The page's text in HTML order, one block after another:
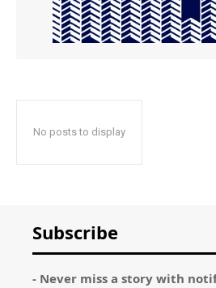
No posts to display
Subscribe
- Never miss a story with